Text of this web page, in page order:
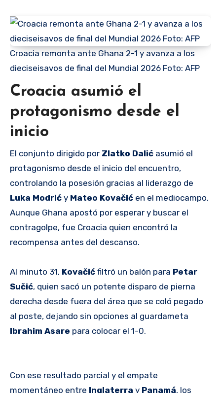
Croacia remonta ante Ghana 2-1 y avanza a los
dieciseisavos de final del Mundial 2026 Foto: AFP
Croacia asumió el
protagonismo desde el
inicio
El conjunto dirigido por Zlatko Dalić asumió el
protagonismo desde el inicio del encuentro,
controlando la posesión gracias al liderazgo de
Luka Modrić y Mateo Kovačić en el mediocampo.
Aunque Ghana apostó por esperar y buscar el
contragolpe, fue Croacia quien encontró la
recompensa antes del descanso.
Al minuto 31, Kovačić filtró un balón para Petar
Sučić, quien sacó un potente disparo de pierna
derecha desde fuera del área que se coló pegado
al poste, dejando sin opciones al guardameta
Ibrahim Asare para colocar el 1-0.
Con ese resultado parcial y el empate
momentáneo entre Inglaterra y Panamá, los